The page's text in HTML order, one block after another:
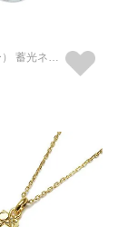
E.T.（イーティー） 蓄光ネックレス